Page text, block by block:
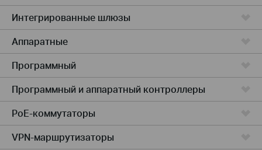
Интегрированные шлюзы
Аппаратные
Программный
Программный и аппаратный контроллеры
PoE-коммутаторы
VPN-маршрутизаторы